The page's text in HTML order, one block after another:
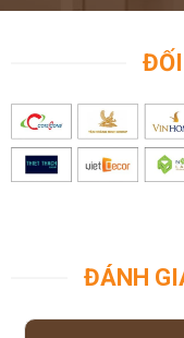
ĐỐI
ĐÁNH